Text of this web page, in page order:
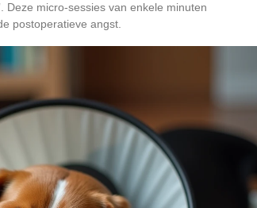
Deze micro-sessies van enkele minuten
postoperatieve angst.